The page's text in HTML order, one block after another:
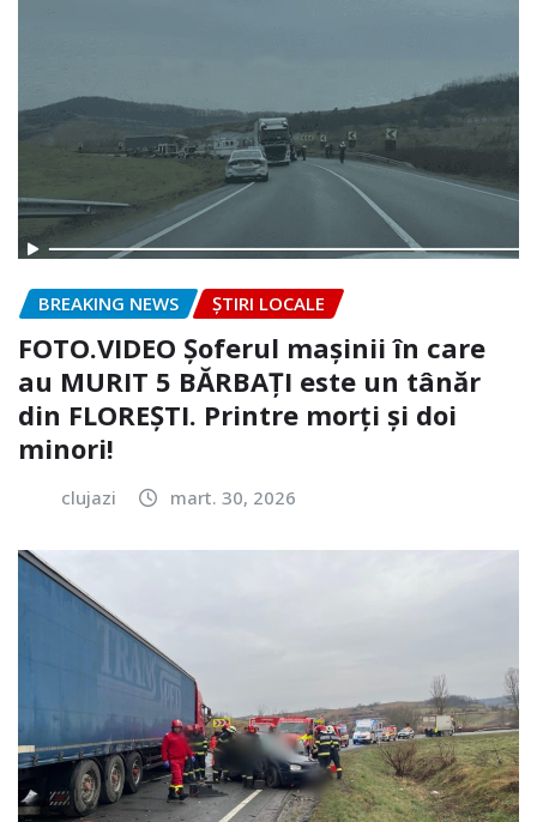
BREAKING NEWS ȘTIRI LOCALE
FOTO.VIDEO Șoferul mașinii în care
au MURIT 5 BĂRBAȚI este un tânăr
din FLOREȘTI. Printre morți și doi
minori!
clujazi mart. 30, 2026